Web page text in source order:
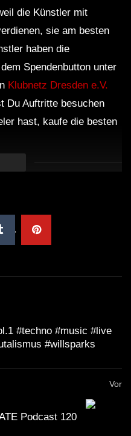
die Künstler mit
sie am besten
haben die
Spendenbutton unter
Klubnetz Dresden e.V.
Du Auftritte besuchen
hast, kaufe die besten
#techno #music #live
#willsparks
Vor
Podcast 120